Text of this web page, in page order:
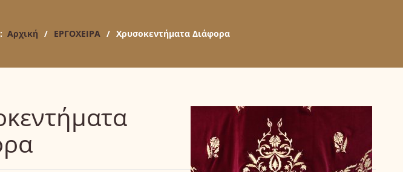
Αρχική / ΕΡΓΟΧΕΙΡΑ / Χρυσοκεντήματα Διάφορα